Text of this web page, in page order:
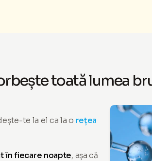
toată lumea
te la el ca la o rețea
în fiecare noapte, așa că